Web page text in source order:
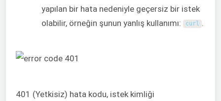
yapılan bir hata nedeniyle geçersiz bir istek
olabilir, örneğin şunun yanlış kullanımı:
curl .
401 (Yetkisiz) hata kodu, istek kimliği